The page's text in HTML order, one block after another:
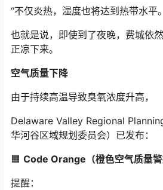
“不仅炎热，湿度也将达到热带水平
也就是说，即使到了夜晚，费城依
正凉下来。
空气质量下降
由于持续高温导致臭氧浓度升高，
Delaware Valley Regional
华河谷区域规划委员会）已发布：
🟧 Code Orange（橙色空气质量警
提醒：